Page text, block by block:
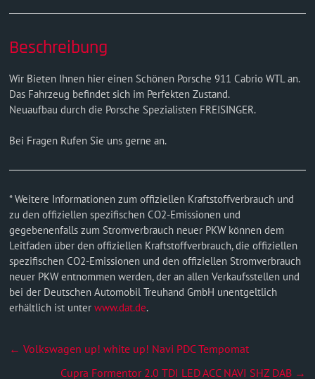
Beschreibung
Wir Bieten Ihnen hier einen Schönen Porsche 911 Cabrio WTL an.
Das Fahrzeug befindet sich im Perfekten Zustand.
Neuaufbau durch die Porsche Spezialisten FREISINGER.
Bei Fragen Rufen Sie uns gerne an.
* Weitere Informationen zum offiziellen Kraftstoffverbrauch und
zu den offiziellen spezifischen CO2-Emissionen und
gegebenenfalls zum Stromverbrauch neuer PKW können dem
Leitfaden über den offiziellen Kraftstoffverbrauch, die offiziellen
spezifischen CO2-Emissionen und den offiziellen Stromverbrauch
neuer PKW entnommen werden, der an allen Verkaufsstellen und
bei der Deutschen Automobil Treuhand GmbH unentgeltlich
erhältlich ist unterwww.dat.de.
← Volkswagen up! white up! Navi PDC Tempomat
Cupra Formentor 2.0 TDI LED ACC NAVI SHZ DAB →